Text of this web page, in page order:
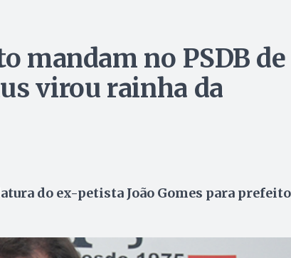
mandam no PSDB de
virou rainha da
do ex-petista João Gomes para prefeito